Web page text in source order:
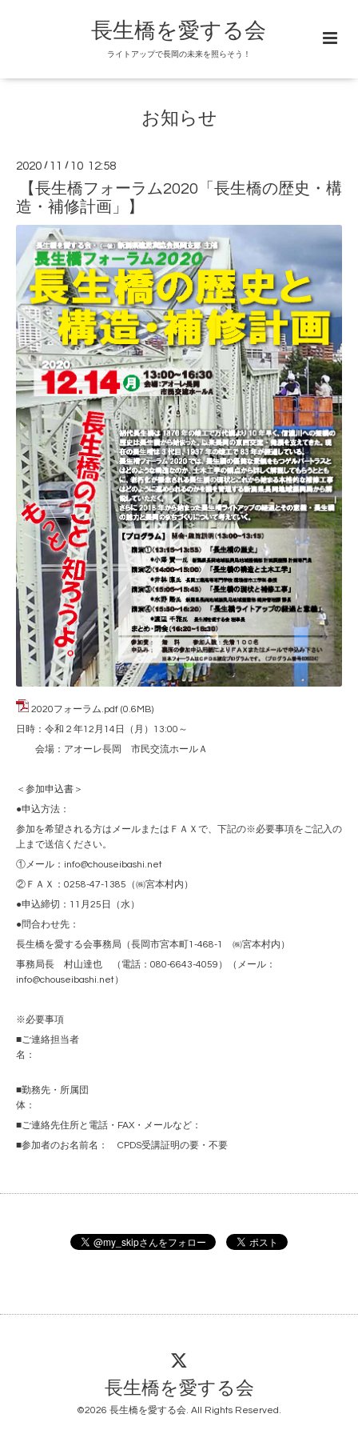
長生橋を愛する会
ライトアップで長岡の未来を照らそう！
お知らせ
2020 / 11 / 10 12:58
【長生橋フォーラム2020「長生橋の歴史・構
造・補修計画」】
2020フォーラム.pdf (0.6MB)
日時：令和２年12月14日（月）13:00～
会場：アオーレ長岡 市民交流ホールＡ
＜参加申込書＞
●申込方法：
参加を希望される方はメールまたはＦＡＸで、下記の※必要事項をご記入の
上まで送信ください。
①メール：info@chouseibashi.net
②ＦＡＸ：0258-47-1385（㈱宮本村内）
●申込締切：11月25日（水）
●問合わせ先：
長生橋を愛する会事務局（長岡市宮本町1-468-1 ㈱宮本村内）
事務局長 村山達也 （電話：080-6643-4059）（メール：
info@chouseibashi.net）
※必要事項
■ご連絡担当者
名：
■勤務先・所属団
体：
■ご連絡先住所と電話・FAX・メールなど：
■参加者のお名前名： CPDS受講証明の要・不要
長生橋を愛する会
©2026 長生橋を愛する会. All Rights Reserved.